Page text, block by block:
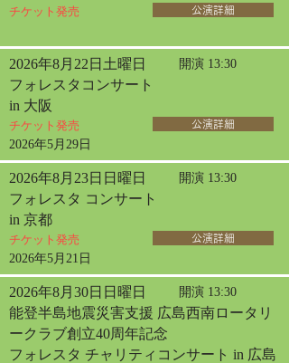
チケット発売 公演詳細
2026年8月22日土曜日 開演 13:30
フォレスタコンサート
in 大阪
チケット発売
2026年5月29日
公演詳細
2026年8月23日日曜日 開演 13:30
フォレスタ コンサート
in 京都
チケット発売
2026年5月21日
公演詳細
2026年8月30日日曜日 開演 13:30
能登半島地震災害支援 広島西南ロータリ
ークラブ創立40周年記念
フォレスタ チャリティコンサート in 広島